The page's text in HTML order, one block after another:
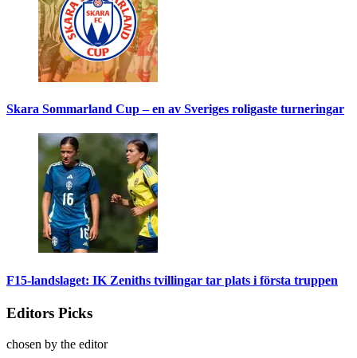
Skara Sommarland Cup – en av Sveriges roligaste turneringar
F15-landslaget: IK Zeniths tvillingar tar plats i första truppen
Editors Picks
chosen by the editor